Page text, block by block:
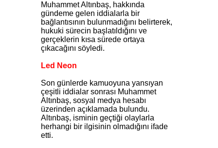
Muhammet Altınbaş, hakkında
gündeme gelen iddialarla bir
bağlantısının bulunmadığını belirterek,
hukuki sürecin başlatıldığını ve
gerçeklerin kısa sürede ortaya
çıkacağını söyledi.
Led Neon
Son günlerde kamuoyuna yansıyan
çeşitli iddialar sonrası Muhammet
Altınbaş, sosyal medya hesabı
üzerinden açıklamada bulundu.
Altınbaş, isminin geçtiği olaylarla
herhangi bir ilgisinin olmadığını ifade
etti.